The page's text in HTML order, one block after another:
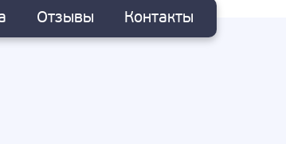
Отзывы Контакты